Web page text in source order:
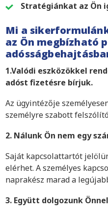
Stratégiánkat az Ön
Mi a
az Ön megbízható
1.Valódi eszközökkel
adóst fizetésre bírjuk.
Az ügyintézője
személyre szabott
2. Nálunk Ön nem egy
Saját kapcsolattartót
elérhet. A személyes
naprakész marad a
3. Együtt dolgozunk